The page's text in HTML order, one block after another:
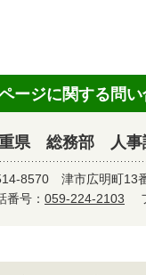
ージに関する問
県 総務部 人事
8570 津市広明町13
番号： 059-224-2103